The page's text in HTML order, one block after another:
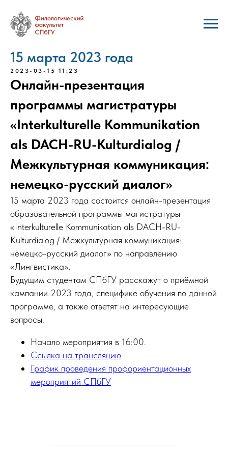
15 марта 2023 года
2023-03-15 11:23
Онлайн-презентация
программы магистратуры
«Interkulturelle Kommunikation
als DACH-RU-Kulturdialog /
Межкультурная коммуникация:
немецко-русский диалог»
15 марта 2023 года состоится онлайн-презентация
образовательной программы магистратуры
«Interkulturelle Kommunikation als DACH-RU-
Kulturdialog / Межкультурная коммуникация:
немецко-русский диалог» по направлению
«Лингвистика».
Будущим студентам СПбГУ расскажут о приёмной
кампании 2023 года, специфике обучения по данной
программе, а также ответят на интересующие
вопросы.
Начало мероприятия в 16:00.
Ссылка на трансляцию
График проведения профориентационных
мероприятий СПбГУ